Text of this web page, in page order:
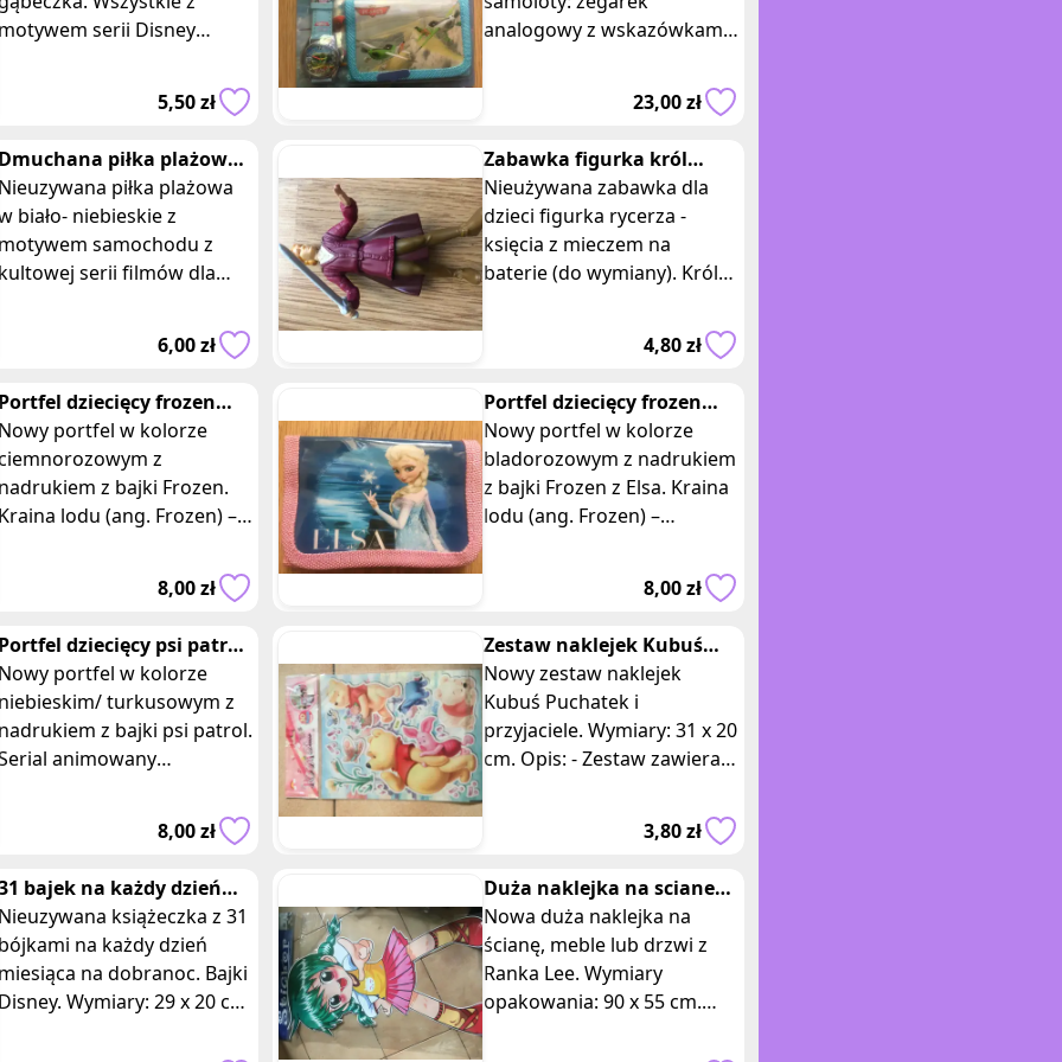
serii Disney
4 takie same zes
5,50 zł
analogowy z wskazówkami i
Inspirowane bajka Disney
Planes Samoloty. Wymiary
23,00 zł
piłka plażowa
niebieska auta
piłka plażowa
biało- niebieskie z
samochodu z
serii filmów dla
produktu: 1. Wzór6,00 zł
Zabawka figurka król
Artur Shrek z mieczem
Mcdonalds
Nieużywana zabawka dla
dzieci figurka rycerza -
księcia z mieczem na
baterie (do wymiany). Król
produkcji DreamWorks.
4,80 zł
dziecięcy frozen
portfel w kolorze
z
z bajki Frozen.
lodu (ang. Frozen) –
przez Walt
8,00 zł
Portfel dziecięcy frozen
Elsa bladoróżowy
Nowy portfel w kolorze
bladorozowym z nadrukiem
z bajki Frozen z Elsa. Kraina
lodu (ang. Frozen) –
wyprodukowany przez Walt
8,00 zł
dziecięcy psi patrol
portfel w kolorze
turkusowym z
z bajki psi patrol.
animowany
8,00 zł
Zestaw naklejek Kubuś
Puchatek i przyjaciele
Nowy zestaw naklejek
Kubuś Puchatek i
przyjaciele. Wymiary: 31 x 20
cm. Opis: - Zestaw zawiera
postacie z bajki o Kub
3,80 zł
bajek na każdy dzień
Disney
książeczka z 31
na każdy dzień
na dobranoc. Bajki
Wymiary: 29 x 20 cm.
Duża naklejka na sciane
Ranka Lee
Nowa duża naklejka na
ścianę, meble lub drzwi z
Ranka Lee. Wymiary
opakowania: 90 x 55 cm.